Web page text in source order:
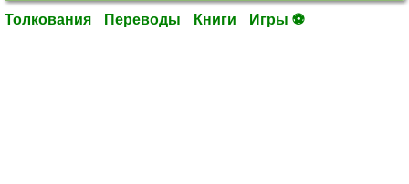
Толкования Переводы Книги Игры ⚽